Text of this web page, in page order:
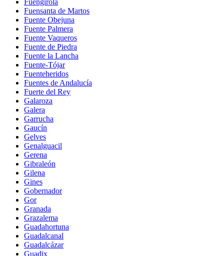
Fuensanta de Martos
Fuente Obejuna
Fuente Palmera
Fuente Vaqueros
Fuente de Piedra
Fuente la Lancha
Fuente-Tójar
Fuenteheridos
Fuentes de Andalucía
Fuerte del Rey
Galaroza
Galera
Garrucha
Gaucín
Gelves
Genalguacil
Gerena
Gibraleón
Gilena
Gines
Gobernador
Gor
Granada
Grazalema
Guadahortuna
Guadalcanal
Guadalcázar
Guadix